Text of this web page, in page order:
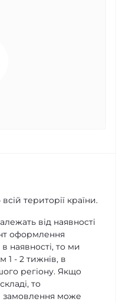
території країни.
від наявності
оформлення
наявності, то ми
1 - 2 тижнів, в
регіону. Якщо
то
замовлення може